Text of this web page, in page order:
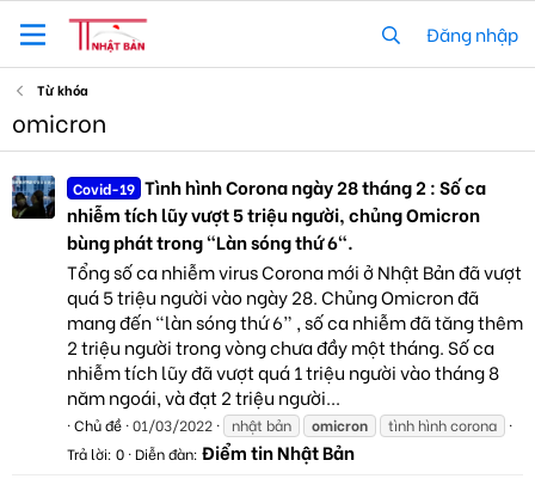
Đăng nhập
Từ khóa
omicron
Covid-19 Tình hình Corona ngày 28 tháng 2 : Số ca
nhiễm tích lũy vượt 5 triệu người, chủng Omicron
bùng phát trong "Làn sóng thứ 6".
Tổng số ca nhiễm virus Corona mới ở Nhật Bản đã vượt
quá 5 triệu người vào ngày 28. Chủng Omicron đã
mang đến “làn sóng thứ 6” , số ca nhiễm đã tăng thêm
2 triệu người trong vòng chưa đầy một tháng. Số ca
nhiễm tích lũy đã vượt quá 1 triệu người vào tháng 8
năm ngoái, và đạt 2 triệu người...
Chủ đề 01/03/2022 nhật bản omicron
tình hình corona
Trả lời: 0 Diễn đàn: Điểm tin Nhật Bản